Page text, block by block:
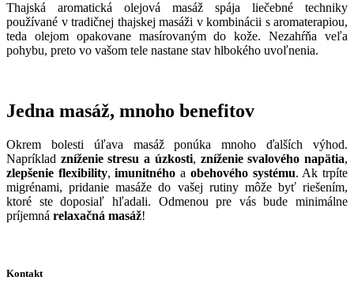
Thajská aromatická olejová masáž spája liečebné techniky
používané v tradičnej thajskej masáži v kombinácii s aromaterapiou,
teda olejom opakovane masírovaným do kože. Nezahŕňa veľa
pohybu, preto vo vašom tele nastane stav hlbokého uvoľnenia.
Jedna masáž, mnoho benefitov
Okrem bolesti úľava masáž ponúka mnoho ďalších výhod.
Napríklad zníženie stresu a úzkosti, zníženie svalového napätia,
zlepšenie flexibility,imunitného a obehového systému. Ak trpíte
migrénami, pridanie masáže do vašej rutiny môže byť riešením,
ktoré ste doposiaľ hľadali. Odmenou pre vás bude minimálne
príjemná relaxačná masáž!
Kontakt